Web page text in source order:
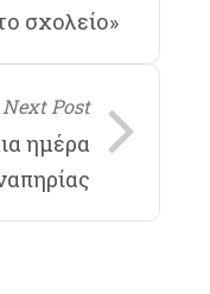
σχολείο»
Next Post
ημέρα